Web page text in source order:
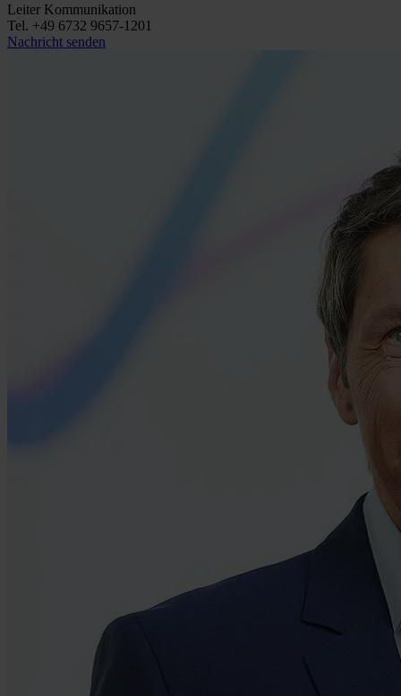
Leiter Kommunikation
Tel. +49 6732 9657-1201
Nachricht senden